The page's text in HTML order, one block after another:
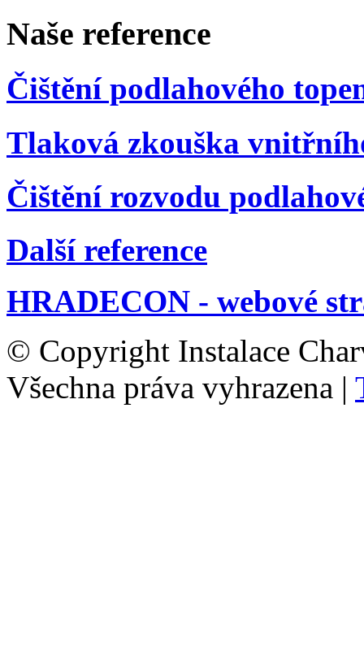
Naše reference
Čištění podlahového
Tlaková zkouška
Čištění rozvodu
Další reference
HRADECON - webové
© Copyright Instalace
Všechna práva vyhrazena |